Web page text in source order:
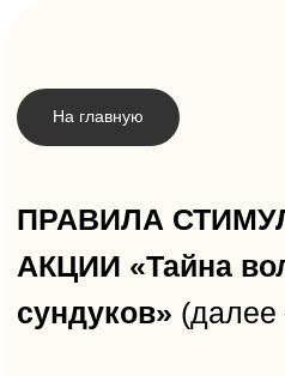
1. Общие положения.
1.1. Наименование акции: «Тайна волшебных
сундуков»(далее –